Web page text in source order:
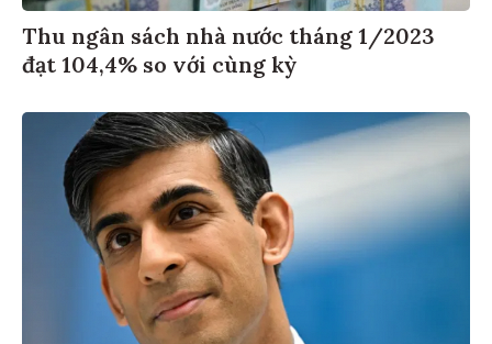
Thu ngân sách nhà nước tháng 1/2023
đạt 104,4% so với cùng kỳ